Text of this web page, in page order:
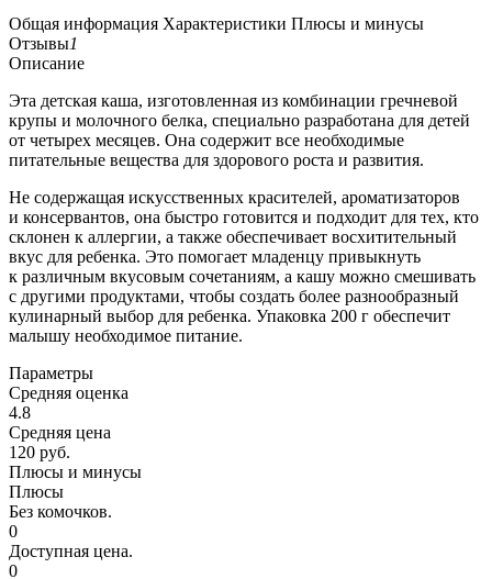
Общая информация Характеристики Плюсы и минусы
Отзывы1
Описание
Эта детская каша, изготовленная из комбинации гречневой
крупы и молочного белка, специально разработана для детей
от четырех месяцев. Она содержит все необходимые
питательные вещества для здорового роста и развития.
Не содержащая искусственных красителей, ароматизаторов
и консервантов, она быстро готовится и подходит для тех, кто
склонен к аллергии, а также обеспечивает восхитительный
вкус для ребенка. Это помогает младенцу привыкнуть
к различным вкусовым сочетаниям, а кашу можно смешивать
с другими продуктами, чтобы создать более разнообразный
кулинарный выбор для ребенка. Упаковка 200 г обеспечит
малышу необходимое питание.
Параметры
Средняя оценка
4.8
Средняя цена
120 руб.
Плюсы и минусы
Плюсы
Без комочков.
0
Доступная цена.
0